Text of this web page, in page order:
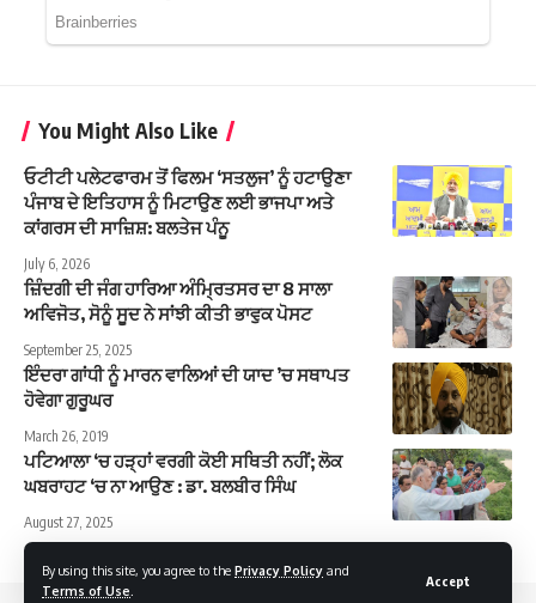
By using this site, you agree to the Privacy Policy and
Terms of Use
Accept
You Might Also Like
ਓਟੀਟੀ ਪਲੇਟਫਾਰਮ ਤੋਂ ਫਿਲਮ ‘ਸਤਲੁਜ’ ਨੂੰ ਹਟਾਉਣਾ
ਪੰਜਾਬ ਦੇ ਇਤਿਹਾਸ ਨੂੰ ਮਿਟਾਉਣ ਲਈ ਭਾਜਪਾ ਅਤੇ
ਕਾਂਗਰਸ ਦੀ ਸਾਜ਼ਿਸ਼: ਬਲਤੇਜ ਪੰਨੂ
July 6, 2026
ਜ਼ਿੰਦਗੀ ਦੀ ਜੰਗ ਹਾਰਿਆ ਅੰਮ੍ਰਿਤਸਰ ਦਾ 8 ਸਾਲਾ
ਅਵਿਜੋਤ, ਸੋਨੂੰ ਸੂਦ ਨੇ ਸਾਂਝੀ ਕੀਤੀ ਭਾਵੁਕ ਪੋਸਟ
September 25, 2025
​​​​​​​ਇੰਦਰਾ ਗਾਂਧੀ ਨੂੰ ਮਾਰਨ ਵਾਲਿਆਂ ਦੀ ਯਾਦ ’ਚ ਸਥਾਪਤ
ਹੋਵੇਗਾ ਗੁਰੂਘਰ
March 26, 2019
ਪਟਿਆਲਾ ‘ਚ ਹੜ੍ਹਾਂ ਵਰਗੀ ਕੋਈ ਸਥਿਤੀ ਨਹੀਂ; ਲੋਕ
ਘਬਰਾਹਟ ‘ਚ ਨਾ ਆਉਣ : ਡਾ. ਬਲਬੀਰ ਸਿੰਘ
August 27, 2025